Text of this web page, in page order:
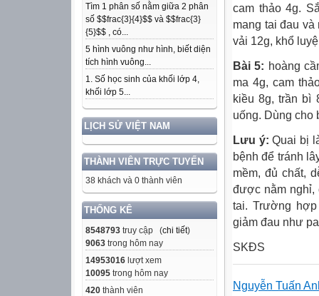
Tìm 1 phân số nằm giữa 2 phân
số $$frac{3}{4}$$ và $$frac{3}
{5}$$ , có...
5 hình vuông như hình, biết diện
tích hình vuông...
1. Số học sinh của khối lớp 4,
khối lớp 5...
LỊCH SỬ VIỆT NAM
THÀNH VIÊN TRỰC TUYẾN
38 khách và 0 thành viên
THỐNG KÊ
8548793 truy cập (chi tiết)
9063 trong hôm nay
14953016 lượt xem
10095 trong hôm nay
420 thành viên
cam thảo 4g.
mang tai đau và
vải 12g, khổ
Bài 5: hoàng
ma 4g, cam
kiều 8g, trần bì
uống. Dùng cho
Lưu ý: Quai bị
bệnh để tránh
mềm, đủ chất,
được nằm nghỉ,
tai. Trường
giảm đau như
SKĐS
Nguyễn Tuấn